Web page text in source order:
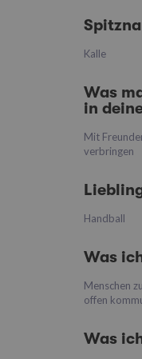
Kalle
Was
in
Mit
verbringen
Handball
Was
Menschen
offen
Was